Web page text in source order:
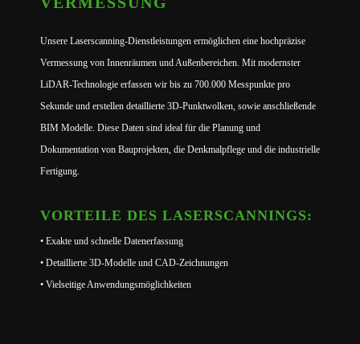
Unsere Laserscanning-Dienstleistungen ermöglichen eine hochpräzise
Vermessung von Innenräumen und Außenbereichen. Mit modernster
LiDAR-Technologie erfassen wir bis zu 700.000 Messpunkte pro
Sekunde und erstellen detaillierte 3D-Punktwolken, sowie anschließende
BIM Modelle. Diese Daten sind ideal für die Planung und
Dokumentation von Bauprojekten, die Denkmalpflege und die industrielle
Fertigung.
VORTEILE DES LASERSCANNINGS:
• Exakte und schnelle Datenerfassung
• Detaillierte 3D-Modelle und CAD-Zeichnungen
• Vielseitige Anwendungsmöglichkeiten